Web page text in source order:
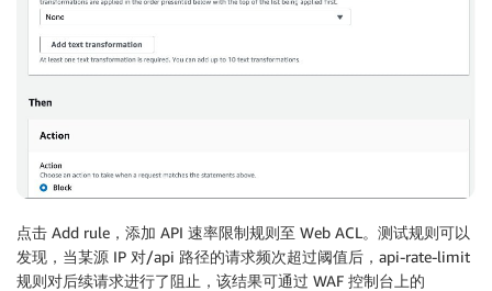
点击 Add rule，添加 API 速率限制规则至 Web ACL。测试规则可以
发现，当某源 IP 对/api 路径的请求频次超过阈值后，api-rate-limit
规则对后续请求进行了阻止，该结果可通过 WAF 控制台上的